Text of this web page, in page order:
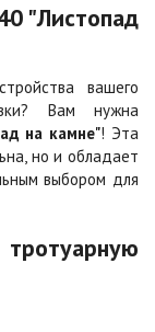
₽/м2
040 ₽ /м2
"Листопад
вашего
Вам нужна
на камне"! Эта
но и обладает
выбором для